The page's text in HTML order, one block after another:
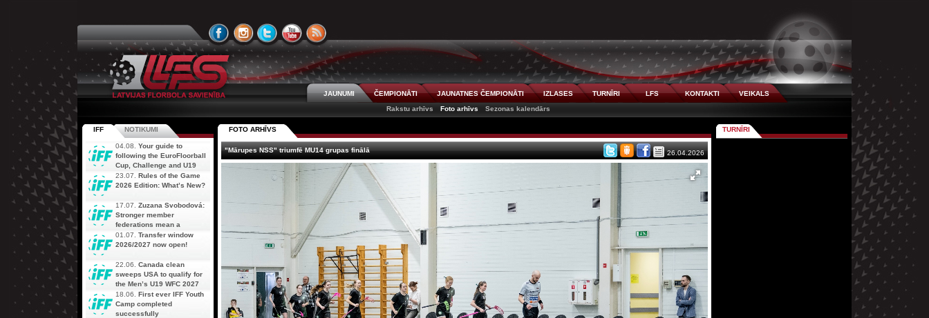
JAUNUMI ČEMPIONĀTI JAUNATNES ČEMPIONĀTI IZLASES TURNĪRI LFS KONTAKTI
VEIKALS
Rakstu arhīvs
Foto arhīvs Sezonas kalendārs
FOTO ARHĪVS
"Mārupes NSS" triumfē MU14 grupas finālā 26.04.2026
IFF NOTIKUMI
04.08. Your guide to
following the EuroFloorball
Cup, Challenge and U19
AOFC Qualifiers
simultaneously
23.07. Rules of the Game
2026 Edition: What’s New?
17.07. Zuzana Svobodová:
Stronger member
federations mean a
stronger future for floorball
01.07. Transfer window
2026/2027 now open!
22.06. Canada clean
sweeps USA to qualify for
the Men’s U19 WFC 2027
18.06. First ever IFF Youth
Camp completed
successfully
TURNĪRI